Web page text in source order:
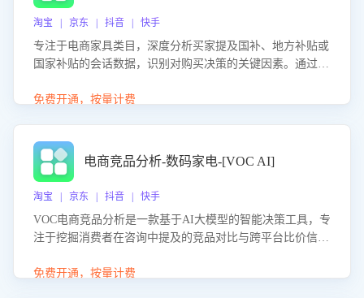
淘宝 | 京东 | 抖音 | 快手
专注于电商家具类目，深度分析买家提及国补、地方补贴或
国家补贴的会话数据，识别对购买决策的关键因素。通过AI
化策略，助力商家利用国补政策提升GMV。
免费开通，按量计费
电商竞品分析-数码家电-[VOC AI]
淘宝 | 京东 | 抖音 | 快手
VOC电商竞品分析是一款基于AI大模型的智能决策工具，专
注于挖掘消费者在咨询中提及的竞品对比与跨平台比价信
商品信息，进行多维度交叉对比，并分析消费者的比价行
免费开通，按量计费